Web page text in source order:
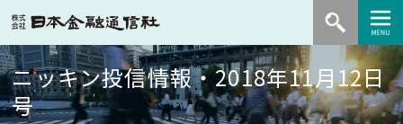
ニッキン投信情報・2018年11月12日
号